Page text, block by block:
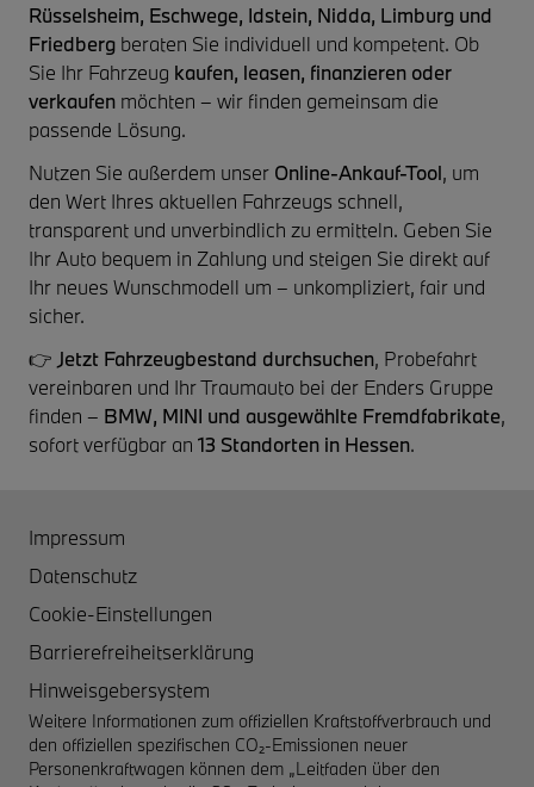
Rüsselsheim, Eschwege, Idstein, Nidda, Limburg und
Friedberg beraten Sie individuell und kompetent. Ob
Sie Ihr Fahrzeug kaufen, leasen, finanzieren oder
verkaufen möchten – wir finden gemeinsam die
passende Lösung.
Nutzen Sie außerdem unser Online-Ankauf-Tool, um
den Wert Ihres aktuellen Fahrzeugs schnell,
transparent und unverbindlich zu ermitteln. Geben Sie
Ihr Auto bequem in Zahlung und steigen Sie direkt auf
Ihr neues Wunschmodell um – unkompliziert, fair und
sicher.
👉 Jetzt Fahrzeugbestand durchsuchen, Probefahrt
vereinbaren und Ihr Traumauto bei der Enders Gruppe
finden – BMW, MINI und ausgewählte Fremdfabrikate,
sofort verfügbar an 13 Standorten in Hessen.
Impressum
Datenschutz
Cookie-Einstellungen
Barrierefreiheitserklärung
Hinweisgebersystem
Weitere Informationen zum offiziellen Kraftstoffverbrauch und
den offiziellen spezifischen CO₂-Emissionen neuer
Personenkraftwagen können dem „Leitfaden über den